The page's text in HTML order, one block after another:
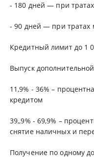
- 180 дней — при
- 90 дней — при тратах
Кредитный лимит до 1
Выпуск
11,9% - 36% –
кредитом
39,,9% - 69,9% –
снятие наличных и
Получение по одному